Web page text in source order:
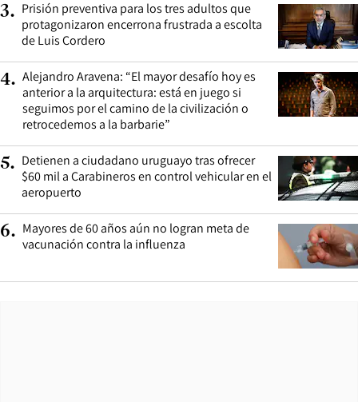
3. Prisión preventiva para los tres adultos que
protagonizaron encerrona frustrada a escolta
de Luis Cordero
4. Alejandro Aravena: “El mayor desafío hoy es
anterior a la arquitectura: está en juego si
seguimos por el camino de la civilización o
retrocedemos a la barbarie”
5. Detienen a ciudadano uruguayo tras ofrecer
$60 mil a Carabineros en control vehicular en el
aeropuerto
6. Mayores de 60 años aún no logran meta de
vacunación contra la influenza